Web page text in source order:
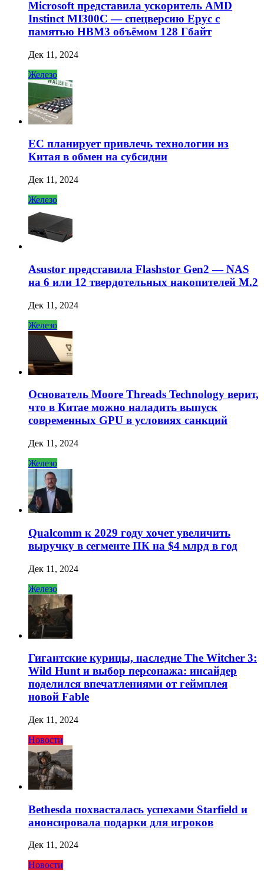
Microsoft представила ускоритель AMD
Instinct MI300C — спецверсию Epyc с
памятью HBM3 объёмом 128 Гбайт
Дек 11, 2024
Железо
ЕС планирует привлечь технологии из
Китая в обмен на субсидии
Дек 11, 2024
Железо
Asustor представила Flashstor Gen2 — NAS
на 6 или 12 твердотельных накопителей M.2
Дек 11, 2024
Железо
Основатель Moore Threads Technology верит,
что в Китае можно наладить выпуск
современных GPU в условиях санкций
Дек 11, 2024
Железо
Qualcomm к 2029 году хочет увеличить
выручку в сегменте ПК на $4 млрд в год
Дек 11, 2024
Железо
Гигантские курицы, наследие The Witcher 3:
Wild Hunt и выбор персонажа: инсайдер
поделился впечатлениями от геймплея
новой Fable
Дек 11, 2024
Новости
Bethesda похвасталась успехами Starfield и
анонсировала подарки для игроков
Дек 11, 2024
Новости